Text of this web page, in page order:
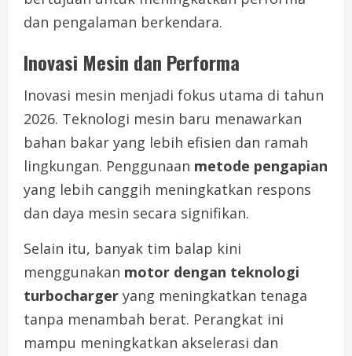
dan pengalaman berkendara.
Inovasi Mesin dan Performa
Inovasi mesin menjadi fokus utama di tahun
2026. Teknologi mesin baru menawarkan
bahan bakar yang lebih efisien dan ramah
lingkungan. Penggunaan metode pengapian
yang lebih canggih meningkatkan respons
dan daya mesin secara signifikan.
Selain itu, banyak tim balap kini
menggunakan motor dengan teknologi
turbocharger yang meningkatkan tenaga
tanpa menambah berat. Perangkat ini
mampu meningkatkan akselerasi dan